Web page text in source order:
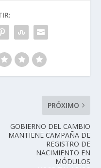
PRÓXIMO
GOBIERNO DEL CAMBIO
MANTIENE CAMPAÑA DE
REGISTRO DE
NACIMIENTO EN
MÓDULOS